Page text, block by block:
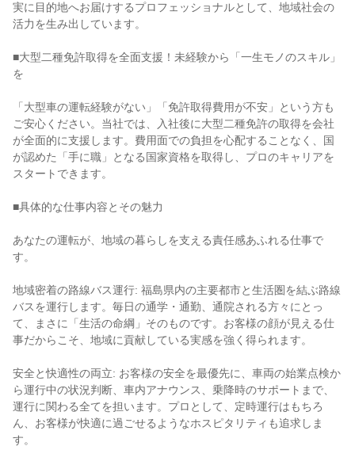
実に目的地へお届けするプロフェッショナルとして、地域社会の
活力を生み出しています。
■大型二種免許取得を全面支援！未経験から「一生モノのスキル」
を
「大型車の運転経験がない」「免許取得費用が不安」という方も
ご安心ください。当社では、入社後に大型二種免許の取得を会社
が全面的に支援します。費用面での負担を心配することなく、国
が認めた「手に職」となる国家資格を取得し、プロのキャリアを
スタートできます。
■具体的な仕事内容とその魅力
あなたの運転が、地域の暮らしを支える責任感あふれる仕事で
す。
地域密着の路線バス運行: 福島県内の主要都市と生活圏を結ぶ路線
バスを運行します。毎日の通学・通勤、通院される方々にとっ
て、まさに「生活の命綱」そのものです。お客様の顔が見える仕
事だからこそ、地域に貢献している実感を強く得られます。
安全と快適性の両立: お客様の安全を最優先に、車両の始業点検か
ら運行中の状況判断、車内アナウンス、乗降時のサポートまで、
運行に関わる全てを担います。プロとして、定時運行はもちろ
ん、お客様が快適に過ごせるようなホスピタリティも追求しま
す。